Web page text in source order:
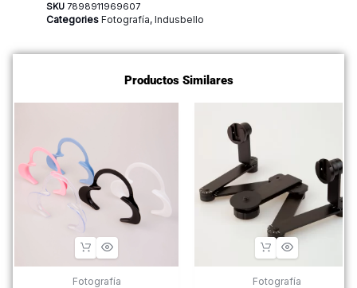
SKU 7898911969607
Categories Fotografía, Indusbello
Productos Similares
Fotografía Fotografía